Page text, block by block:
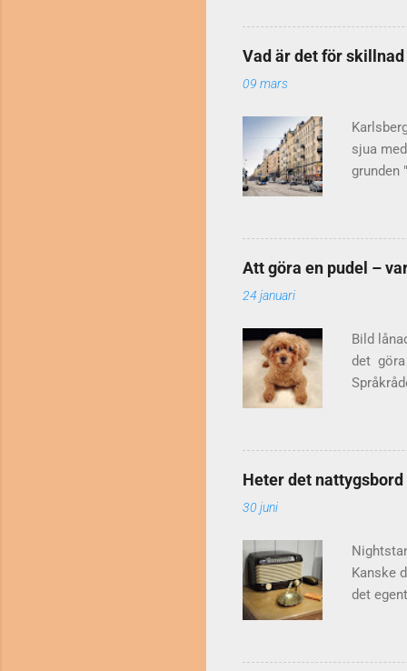
till sin
någon
Vad är det för
09 mars
sjua
grunden
också
har inte
Att göra en pudel –
24 januari
Bild
det göra
mot
Jebsen,
Heter det
30 juni
Kanske
det